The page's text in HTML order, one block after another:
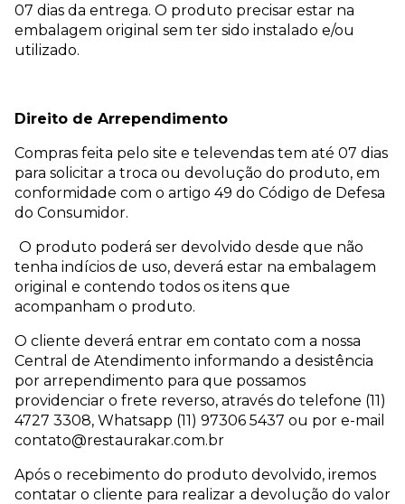
07 dias da entrega. O produto precisar estar na
embalagem original sem ter sido instalado e/ou
utilizado.
Direito de Arrependimento
Compras feita pelo site e televendas tem até 07 dias
para solicitar a troca ou devolução do produto, em
conformidade com o artigo 49 do Código de Defesa
do Consumidor.
O produto poderá ser devolvido desde que não
tenha indícios de uso, deverá estar na embalagem
original e contendo todos os itens que
acompanham o produto.
O cliente deverá entrar em contato com a nossa
Central de Atendimento informando a desistência
por arrependimento para que possamos
providenciar o frete reverso, através do telefone (11)
4727 3308, Whatsapp (11) 97306 5437 ou por e-mail
contato@restaurakar.com.br
Após o recebimento do produto devolvido, iremos
contatar o cliente para realizar a devolução do valor